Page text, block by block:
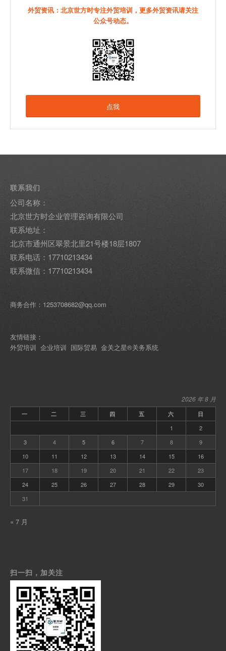
外贸资讯：北京世方时专注外贸培训，更多外贸资讯请关注
公众号动态。
点我
联系我们
公司名称：
北京世方时企业管理咨询有限公司
联系地址：
北京市通州区翠景北里21号楼18层1807
联系电话：17710213434
联系微信：17710213434
商务合作：1253708682@qq.com
友情链接：
外贸培训 企业培训 国际贸易 金关之星®关务系统
2026 年 8 月
一 二 三 四 五 六 日
1
2
3
4 5 6 7 8
9
10
11 12 13 14 15
16
17
18 19 20 21 22
23
24
25 26 27 28 29
30
31
« 7 月
扫一扫，加关注